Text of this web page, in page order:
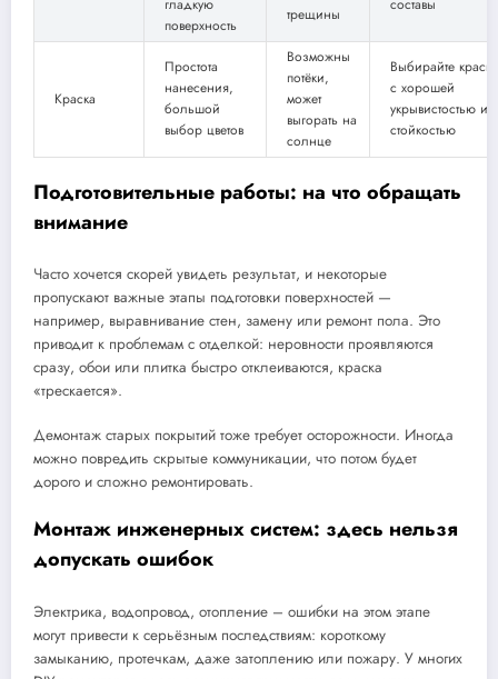
поверхность
трещины
Краска
Простота
нанесения,
большой
выбор цветов
Возможны
потёки,
может
выгорать на
солнце
Выбирайте краски
с хорошей
укрывистостью и
стойкостью
Подготовительные работы: на что обращать
внимание
Часто хочется скорей увидеть результат, и некоторые
пропускают важные этапы подготовки поверхностей —
например, выравнивание стен, замену или ремонт пола. Это
приводит к проблемам с отделкой: неровности проявляются
сразу, обои или плитка быстро отклеиваются, краска
«трескается».
Демонтаж старых покрытий тоже требует осторожности. Иногда
можно повредить скрытые коммуникации, что потом будет
дорого и сложно ремонтировать.
Монтаж инженерных систем: здесь нельзя
допускать ошибок
Электрика, водопровод, отопление – ошибки на этом этапе
могут привести к серьёзным последствиям: короткому
замыканию, протечкам, даже затоплению или пожару. У многих